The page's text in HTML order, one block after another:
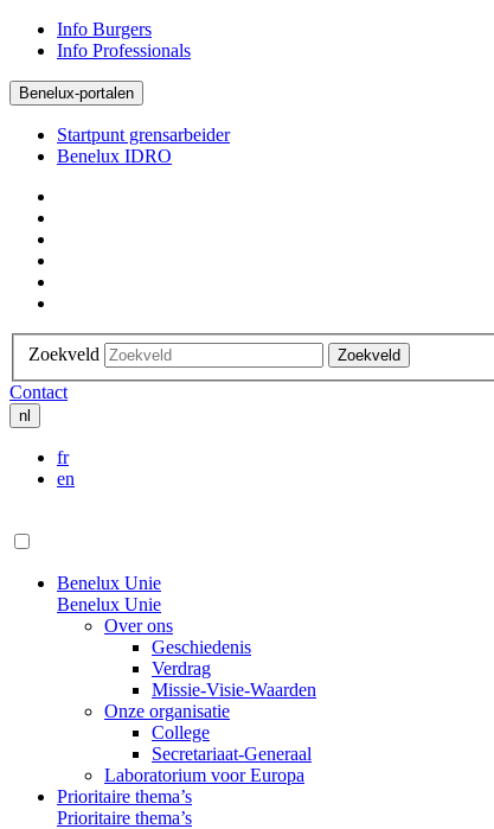
Info Burgers
Info Professionals
Benelux-portalen
Startpunt grensarbeider
Benelux IDRO
Zoekveld Zoekveld
Contact
nl
fr
en
Benelux Unie
Benelux Unie
Over ons
Geschiedenis
Verdrag
Missie-Visie-Waarden
Onze organisatie
College
Secretariaat-Generaal
Laboratorium voor Europa
Prioritaire thema’s
Prioritaire thema’s